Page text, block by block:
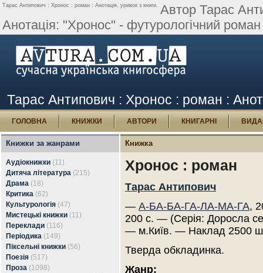
Тарас Антипович : Хронос : роман : Анотація, уривок з книги. Автор Тарас
Анотація: "Хронос" - футурологічний
Тарас Антипович : Хронос : роман :
ГОЛОВНА КНИЖКИ АВТОРИ КНИГАРНІ
Книжки за жанрами
Аудіокнижки (11)
Дитяча література (215)
Драма (18)
Критика (62)
Культурологія (47)
Мистецькі книжки (11)
Переклади (116)
Періодика (149)
Піксельні книжки (56)
Поезія (517)
Проза (1098)
Книжка
Хронос : роман
Тарас Антипович
— А-БА-БА-ГА-ЛА-МА-ГА,
200 с. — (Серія: Доросла
— м.Київ. — Наклад 2500
Тверда обкладинка.
Жанр: